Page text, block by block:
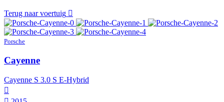
Terug naar voertuig
Porsche
Cayenne
Cayenne S 3.0 S E-Hybrid